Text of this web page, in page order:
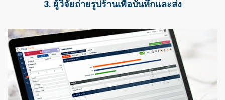
3. ผู้วิจัยถ่ายรูปร้านเพื่อบันทึกและส่ง